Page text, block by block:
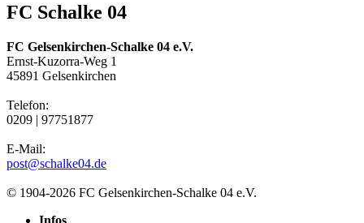
FC Schalke 04
FC Gelsenkirchen-Schalke 04 e.V.
Ernst-Kuzorra-Weg 1
45891 Gelsenkirchen
Telefon:
0209 | 97751877
E-Mail:
post@schalke04.de
© 1904-2026 FC Gelsenkirchen-Schalke 04 e.V.
Infos